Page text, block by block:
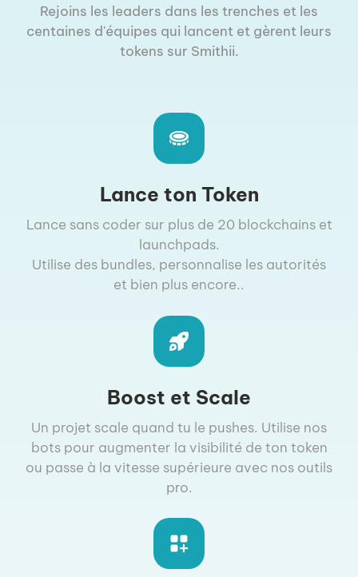
Rejoins les leaders dans les trenches et les
centaines d'équipes qui lancent et gèrent leurs
tokens sur Smithii.
Lance ton Token
Lance sans coder sur plus de 20 blockchains et
launchpads.
Utilise des bundles, personnalise les autorités
et bien plus encore..
Boost et Scale
Un projet scale quand tu le pushes. Utilise nos
bots pour augmenter la visibilité de ton token
ou passe à la vitesse supérieure avec nos outils
pro.